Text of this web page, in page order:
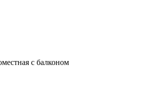
c балконом